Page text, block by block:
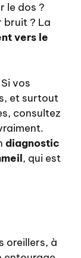
le dos ?
bruit ? La
vers le
vos
et surtout
consultez
diagnostic
, qui est
oreillers, à